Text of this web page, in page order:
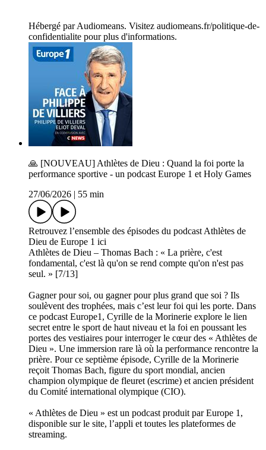
Hébergé par Audiomeans. Visitez audiomeans.fr/politique-de-
confidentialite pour plus d'informations.
🙏 [NOUVEAU] Athlètes de Dieu : Quand la foi porte la
performance sportive - un podcast Europe 1 et Holy Games
27/06/2026
55 min
Retrouvez l’ensemble des épisodes du podcast Athlètes de
Dieu de Europe 1 ici
Athlètes de Dieu – Thomas Bach : « La prière, c'est
fondamental, c'est là qu'on se rend compte qu'on n'est pas
seul. » [7/13]
Gagner pour soi, ou gagner pour plus grand que soi ? Ils
soulèvent des trophées, mais c’est leur foi qui les porte. Dans
ce podcast Europe1, Cyrille de la Morinerie explore le lien
secret entre le sport de haut niveau et la foi en poussant les
portes des vestiaires pour interroger le cœur des « Athlètes de
Dieu ». Une immersion rare là où la performance rencontre la
prière. Pour ce septième épisode, Cyrille de la Morinerie
reçoit Thomas Bach, figure du sport mondial, ancien
champion olympique de fleuret (escrime) et ancien président
du Comité international olympique (CIO).
« Athlètes de Dieu » est un podcast produit par Europe 1,
disponible sur le site, l’appli et toutes les plateformes de
streaming.